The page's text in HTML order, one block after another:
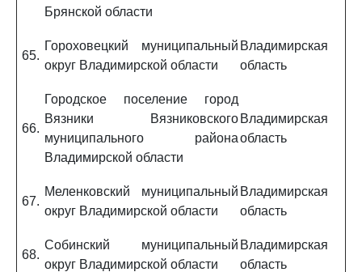
Брянской области
65.
Гороховецкий муниципальный
округ Владимирской области
Владимирская
область
66.
Городское поселение город
Вязники Вязниковского
муниципального района
Владимирской области
Владимирская
область
67.
Меленковский муниципальный
округ Владимирской области
Владимирская
область
68.
Собинский муниципальный
округ Владимирской области
Владимирская
область